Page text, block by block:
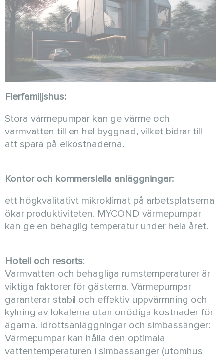
Flerfamiljshus:
Stora värmepumpar kan ge värme och
varmvatten till en hel byggnad, vilket bidrar till
att spara på elkostnaderna.
Kontor och kommersiella anläggningar:
ett högkvalitativt mikroklimat på arbetsplatserna
ökar produktiviteten. MYCOND värmepumpar
kan ge en behaglig temperatur under hela året.
Hotell och resorts:
Varmvatten och behagliga rumstemperaturer är
viktiga faktorer för gästerna. Värmepumpar
garanterar stabil och effektiv uppvärmning och
kylning av lokalerna utan onödiga kostnader för
ägarna. Idrottsanläggningar och simbassänger:
Värmepumpar kan hålla den optimala
vattentemperaturen i simbassänger (utomhus